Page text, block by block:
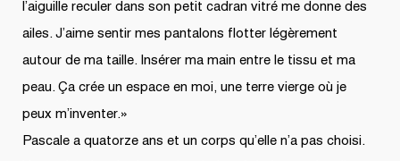
l’aiguille reculer dans son petit cadran vitré me donne des
ailes. J’aime sentir mes pantalons flotter légèrement
autour de ma taille. Insérer ma main entre le tissu et ma
peau. Ça crée un espace en moi, une terre vierge où je
peux m’inventer.»
Pascale a quatorze ans et un corps qu’elle n’a pas choisi.